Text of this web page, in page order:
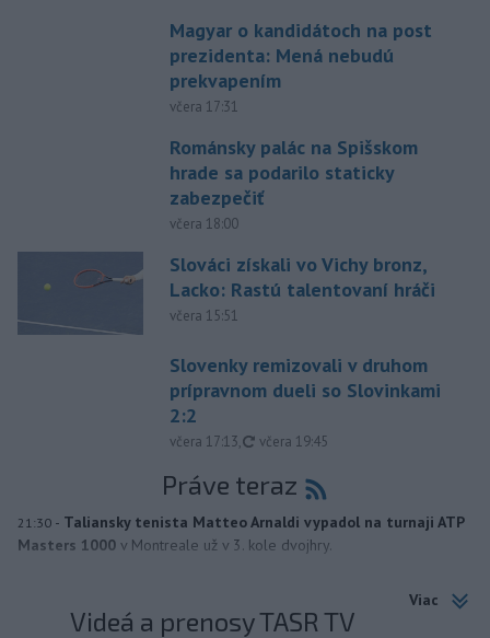
Magyar o kandidátoch na post
prezidenta: Mená nebudú
prekvapením
včera 17:31
Románsky palác na Spišskom
hrade sa podarilo staticky
zabezpečiť
včera 18:00
Slováci získali vo Vichy bronz,
Lacko: Rastú talentovaní hráči
včera 15:51
Slovenky remizovali v druhom
prípravnom dueli so Slovinkami
2:2
včera 17:13, aktualizované
včera 19:45
Práve teraz
21:30 - Taliansky tenista Matteo Arnaldi vypadol na turnaji ATP
Masters 1000 v Montreale už v 3. kole dvojhry.
Viac
Videá a prenosy TASR TV